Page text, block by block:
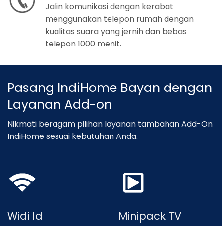
Jalin komunikasi dengan kerabat
menggunakan telepon rumah dengan
kualitas suara yang jernih dan bebas
telepon 1000 menit.
Pasang IndiHome Bayan dengan
Layanan Add-on
Nikmati beragam pilihan layanan tambahan Add-On
IndiHome sesuai kebutuhan Anda.
Widi Id Minipack TV